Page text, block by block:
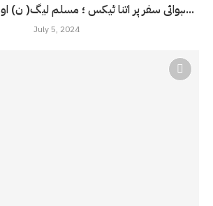
ہوائی سفر پر اتنا ٹیکس ؛ مسلم لیگ( ن) اوورسیز رہنما سخت...
July 5, 2024